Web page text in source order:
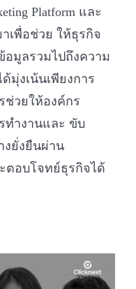
Platform และ
าเพื่อช่วย ให้ธุรกิจ
อมูลรวมไปถึงความ
มุ่งเน้นเพียงการ
วยให้องค์กร
ทำงานและ ขับ
งยั่งยืนผ่าน
ตอบโจทย์ธุรกิจได้